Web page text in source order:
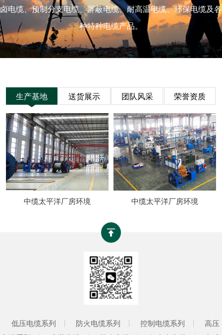
卤电缆、预制分支电缆、屏蔽电缆、耐高温电缆、环保电缆及各
种特种电缆产品。
生产基地 送货展示 团队风采 荣誉资质
中缆太平洋厂房环境 中缆太平洋厂房环境
低压电缆系列 防火电缆系列 控制电缆系列
高压